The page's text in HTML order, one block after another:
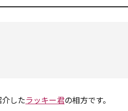
したラッキー君の相方です。